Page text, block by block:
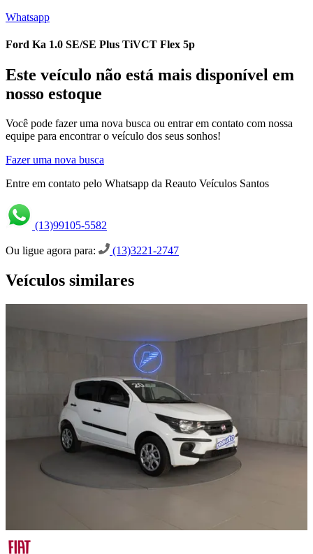
Whatsapp
Ford Ka 1.0 SE/SE Plus TiVCT Flex 5p
Este veículo não está mais disponível em
nosso estoque
Você pode fazer uma nova busca ou entrar em contato com nossa
equipe para encontrar o veículo dos seus sonhos!
Fazer uma nova busca
Entre em contato pelo Whatsapp da Reauto Veículos Santos
(13)99105-5582
Ou ligue agora para: (13)3221-2747
Veículos similares